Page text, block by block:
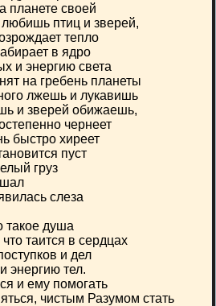
планете своей
птиц и зверей,
тепло
в ядро
и энергию света
на гребень планеты
лжешь и лукавишь
и зверей обижаешь,
чернеет
быстро хиреет
пуст
груз
слеза
такое душа
таится в сердцах
и дел
энергию тел.
и ему помогать
чистым Разумом стать